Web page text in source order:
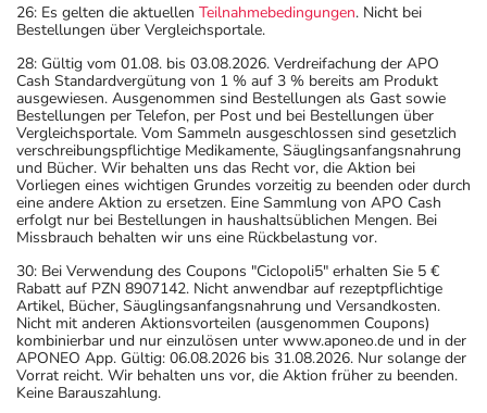
26: Es gelten die aktuellen Teilnahmebedingungen. Nicht bei
Bestellungen über Vergleichsportale.
28: Gültig vom 01.08. bis 03.08.2026. Verdreifachung der APO
Cash Standardvergütung von 1 % auf 3 % bereits am Produkt
ausgewiesen. Ausgenommen sind Bestellungen als Gast sowie
Bestellungen per Telefon, per Post und bei Bestellungen über
Vergleichsportale. Vom Sammeln ausgeschlossen sind gesetzlich
verschreibungspflichtige Medikamente, Säuglingsanfangsnahrung
und Bücher. Wir behalten uns das Recht vor, die Aktion bei
Vorliegen eines wichtigen Grundes vorzeitig zu beenden oder durch
eine andere Aktion zu ersetzen. Eine Sammlung von APO Cash
erfolgt nur bei Bestellungen in haushaltsüblichen Mengen. Bei
Missbrauch behalten wir uns eine Rückbelastung vor.
30: Bei Verwendung des Coupons "Ciclopoli5" erhalten Sie 5 €
Rabatt auf PZN 8907142. Nicht anwendbar auf rezeptpflichtige
Artikel, Bücher, Säuglingsanfangsnahrung und Versandkosten.
Nicht mit anderen Aktionsvorteilen (ausgenommen Coupons)
kombinierbar und nur einzulösen unter www.aponeo.de und in der
APONEO App. Gültig: 06.08.2026 bis 31.08.2026. Nur solange der
Vorrat reicht. Wir behalten uns vor, die Aktion früher zu beenden.
Keine Barauszahlung.